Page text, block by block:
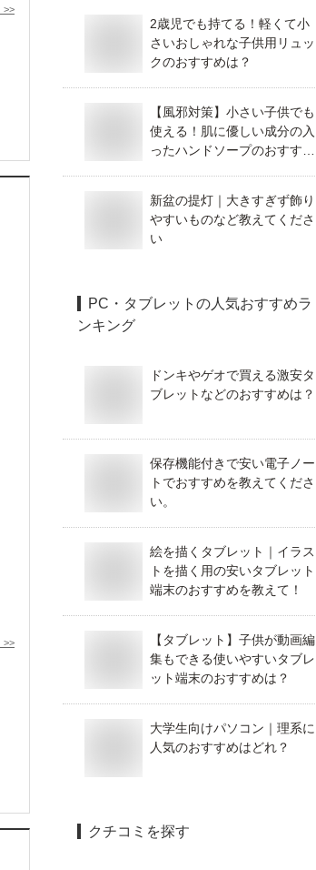
>>
>>
2歳児でも持てる！軽くて小
さいおしゃれな子供用リュッ
クのおすすめは？
【風邪対策】小さい子供でも
使える！肌に優しい成分の入
ったハンドソープのおすすめ
新盆の提灯｜大きすぎず飾り
やすいものなど教えてくださ
い
PC・タブレット の人気おすすめラ
ンキング
ドンキやゲオで買える激安タ
ブレットなどのおすすめは？
保存機能付きで安い電子ノー
トでおすすめを教えてくださ
い。
絵を描くタブレット｜イラス
トを描く用の安いタブレット
端末のおすすめを教えて！
【タブレット】子供が動画編
集もできる使いやすいタブレ
ット端末のおすすめは？
大学生向けパソコン｜理系に
人気のおすすめはどれ？
クチコミを探す